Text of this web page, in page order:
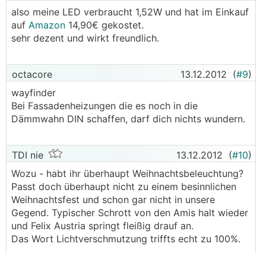
also meine LED verbraucht 1,52W und hat im Einkauf
auf Amazon 14,90€ gekostet.
sehr dezent und wirkt freundlich.
octacore 13.12.2012 (#9)
wayfinder
Bei Fassadenheizungen die es noch in die
Dämmwahn DIN schaffen, darf dich nichts wundern.
TDI nie 13.12.2012 (#10)
Wozu - habt ihr überhaupt Weihnachtsbeleuchtung?
Passt doch überhaupt nicht zu einem besinnlichen
Weihnachtsfest und schon gar nicht in unsere
Gegend. Typischer Schrott von den Amis halt wieder
und Felix Austria springt fleißig drauf an.
Das Wort Lichtverschmutzung triffts echt zu 100%.